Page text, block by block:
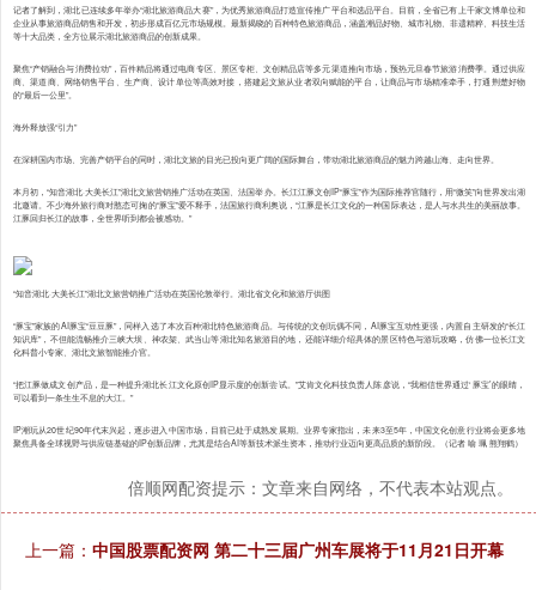
记者了解到，湖北已连续多年举办“湖北旅游商品大赛”，为优秀旅游商品打造宣传推广平台和选品平台。目前，全省已有上千家文博单位和
企业从事旅游商品销售和开发，初步形成百亿元市场规模。最新揭晓的百种特色旅游商品，涵盖潮品好物、城市礼物、非遗精粹、科技生活
等十大品类，全方位展示湖北旅游商品的创新成果。
聚焦“产销融合与消费拉动”，百件精品将通过电商专区、景区专柜、文创精品店等多元渠道推向市场，预热元旦春节旅游消费季。通过供应
商、渠道商、网络销售平台、生产商、设计单位等高效对接，搭建起文旅从业者双向赋能的平台，让商品与市场精准牵手，打通荆楚好物
的“最后一公里”。
海外释放强“引力”
在深耕国内市场、完善产销平台的同时，湖北文旅的目光已投向更广阔的国际舞台，带动湖北旅游商品的魅力跨越山海、走向世界。
本月初，“知音湖北·大美长江”湖北文旅营销推广活动在英国、法国举办。长江江豚文创IP“豚宝”作为国际推荐官随行，用“微笑”向世界发出湖
北邀请。不少海外旅行商对憨态可掬的“豚宝”爱不释手，法国旅行商利奥说，“江豚是长江文化的一种国际表达，是人与水共生的美丽故事。
江豚回归长江的故事，全世界听到都会被感动。”
“知音湖北·大美长江”湖北文旅营销推广活动在英国伦敦举行。湖北省文化和旅游厅供图
“豚宝”家族的AI豚宝“豆豆豚”，同样入选了本次百种湖北特色旅游商品。与传统的文创玩偶不同，AI豚宝互动性更强，内置自主研发的“长江
知识库”，不但能流畅推介三峡大坝、神农架、武当山等湖北知名旅游目的地，还能详细介绍具体的景区特色与游玩攻略，仿佛一位长江文
化科普小专家、湖北文旅智能推介官。
“把江豚做成文创产品，是一种提升湖北长江文化原创IP显示度的创新尝试。”艾肯文化科技负责人陈彦说，“我相信世界通过‘豚宝’的眼睛，
可以看到一条生生不息的大江。”
IP潮玩从20世纪90年代末兴起，逐步进入中国市场，目前已处于成熟发展期。业界专家指出，未来3至5年，中国文化创意行业将会更多地
聚焦具备全球视野与供应链基础的IP创新品牌，尤其是结合AI等新技术派生资本，推动行业迈向更高品质的新阶段。（记者 喻 珮 熊翔鹤）
倍顺网配资提示：文章来自网络，不代表本站观点。
上一篇： 中国股票配资网 第二十三届广州车展将于11月21日开幕